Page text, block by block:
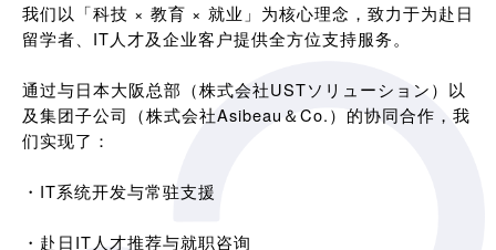
我们以「科技 × 教育 × 就业」为核心理念，致力于为赴日
留学者、IT人才及企业客户提供全方位支持服务。
通过与日本大阪总部（株式会社USTソリューション）以
及集团子公司（株式会社Asibeau＆Co.）的协同合作，我
们实现了：
・IT系统开发与常驻支援
・赴日IT人才推荐与就职咨询